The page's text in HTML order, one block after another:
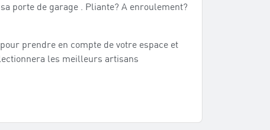
porte de garage . Pliante? A enroulement?
prendre en compte de votre espace et
les meilleurs artisans